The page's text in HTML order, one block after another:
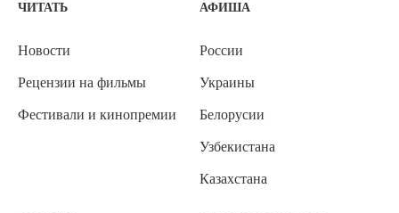
ЧИТАТЬ
Новости
Рецензии на фильмы
Фестивали и кинопремии
АФИША
России
Украины
Белорусии
Узбекистана
Казахстана